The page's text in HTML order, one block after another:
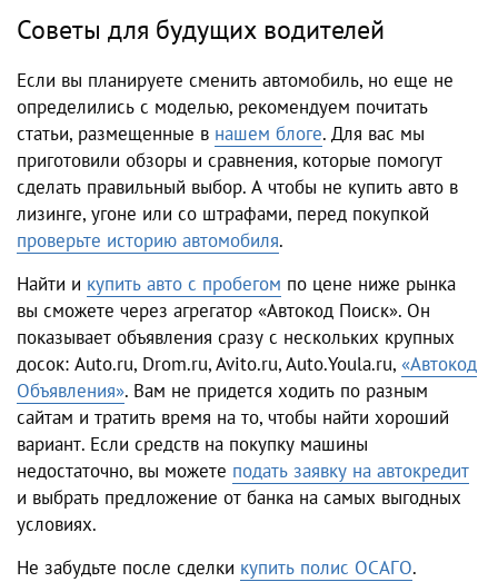
Советы для будущих водителей
Если вы планируете сменить автомобиль, но еще не
определились с моделью, рекомендуем почитать
статьи, размещенные в нашем блоге. Для вас мы
приготовили обзоры и сравнения, которые помогут
сделать правильный выбор. А чтобы не купить авто в
лизинге, угоне или со штрафами, перед покупкой
проверьте историю автомобиля.
Найти и купить авто с пробегом по цене ниже рынка
вы сможете через агрегатор «Автокод Поиск». Он
показывает объявления сразу с нескольких крупных
досок: Auto.ru, Drom.ru, Avito.ru, Auto.Youla.ru, «Автокод
Объявления». Вам не придется ходить по разным
сайтам и тратить время на то, чтобы найти хороший
вариант. Если средств на покупку машины
недостаточно, вы можете подать заявку на автокредит
и выбрать предложение от банка на самых выгодных
условиях.
Не забудьте после сделки купить полис ОСАГО.